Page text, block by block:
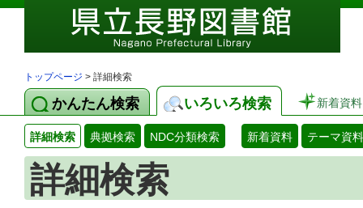
トップページ > 詳細検索
かんたん検索 いろいろ検索 新着資料
詳細検索 典拠検索 NDC分類検索 新着資料 テーマ資料
詳細検索